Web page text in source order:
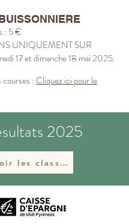
: 5 €
UNIQUEMENT SUR
17 et dimanche 18 mai 2025.
courses :Cliquez ici pour le
2025
Voir les classements